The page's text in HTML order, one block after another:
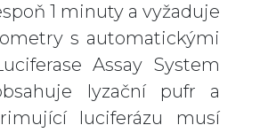
1 minuty a vyžaduje
s automatickými
Assay System
lyzační pufr a
luciferázu musí